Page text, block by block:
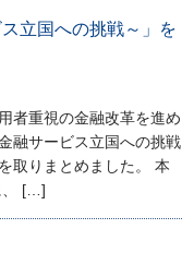
立国への挑戦～」を
者重視の金融改革を進め
融サービス立国への挑戦
取りまとめました。 本
、 […]